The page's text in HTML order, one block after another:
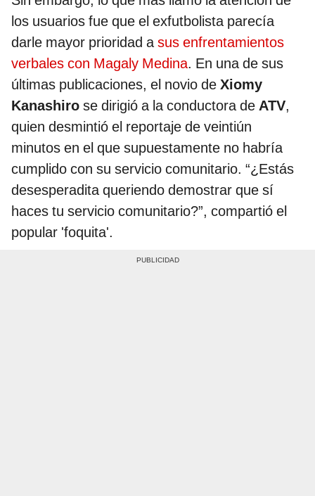
los usuarios fue que el exfutbolista parecía
darle mayor prioridad a sus enfrentamientos
verbales con Magaly Medina. En una de sus
últimas publicaciones, el novio de Xiomy
Kanashiro se dirigió a la conductora de ATV,
quien desmintió el reportaje de veintiún
minutos en el que supuestamente no habría
cumplido con su servicio comunitario. “¿Estás
desesperadita queriendo demostrar que sí
haces tu servicio comunitario?”, compartió el
popular 'foquita'.